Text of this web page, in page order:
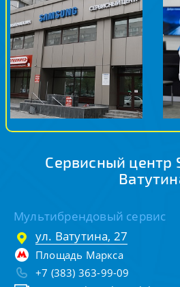
Сервисный центр
Мультибрендовый сервис
ул. Ватутина, 27
Площадь Маркса
+7 (383) 363-99-09